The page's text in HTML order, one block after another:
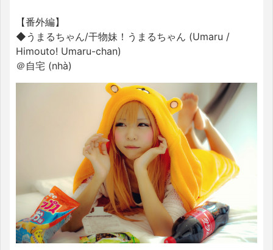
【番外編】
◆うまるちゃん/干物妹！うまるちゃん (Umaru /
Himouto! Umaru-chan)
＠自宅 (nhà)